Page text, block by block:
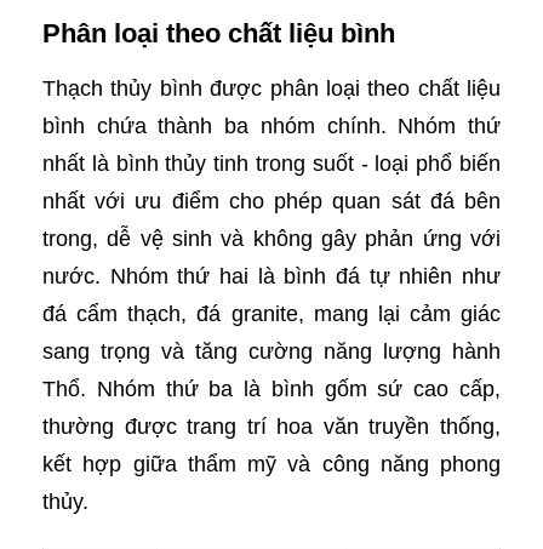
Phân loại theo chất liệu bình
Thạch thủy bình được phân loại theo chất liệu
bình chứa thành ba nhóm chính. Nhóm thứ
nhất là bình thủy tinh trong suốt - loại phổ biến
nhất với ưu điểm cho phép quan sát đá bên
trong, dễ vệ sinh và không gây phản ứng với
nước. Nhóm thứ hai là bình đá tự nhiên như
đá cẩm thạch, đá granite, mang lại cảm giác
sang trọng và tăng cường năng lượng hành
Thổ. Nhóm thứ ba là bình gốm sứ cao cấp,
thường được trang trí hoa văn truyền thống,
kết hợp giữa thẩm mỹ và công năng phong
thủy.